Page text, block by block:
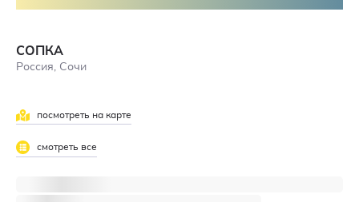
СОПКА
Россия, Сочи
посмотреть на карте
смотреть все